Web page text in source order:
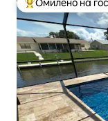
МеѓуОмилено на